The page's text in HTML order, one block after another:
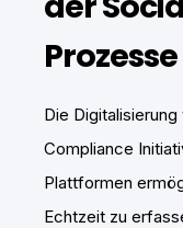
Prozesse
Die
Compliance
Plattformen
Echtzeit zu